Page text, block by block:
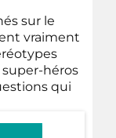
sur le
vraiment
héros
qui